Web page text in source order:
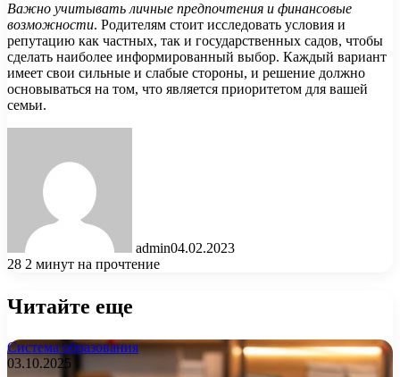
Важно учитывать личные предпочтения и финансовые
возможности. Родителям стоит исследовать условия и
репутацию как частных, так и государственных садов, чтобы
сделать наиболее информированный выбор. Каждый вариант
имеет свои сильные и слабые стороны, и решение должно
основываться на том, что является приоритетом для вашей
семьи.
admin04.02.2023
28 2 минут на прочтение
Читайте еще
Система образования
03.10.2025